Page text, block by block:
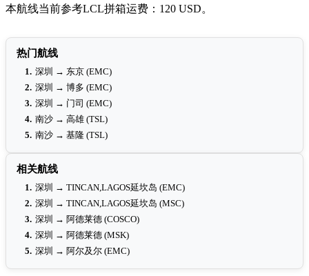
本航线当前参考LCL拼箱运费：120 USD。
热门航线
1. 深圳 → 东京 (EMC)
2. 深圳 → 博多 (EMC)
3. 深圳 → 门司 (EMC)
4. 南沙 → 高雄 (TSL)
5. 南沙 → 基隆 (TSL)
相关航线
1. 深圳 → TINCAN,LAGOS延坎岛 (EMC)
2. 深圳 → TINCAN,LAGOS延坎岛 (MSC)
3. 深圳 → 阿德莱德 (COSCO)
4. 深圳 → 阿德莱德 (MSK)
5. 深圳 → 阿尔及尔 (EMC)